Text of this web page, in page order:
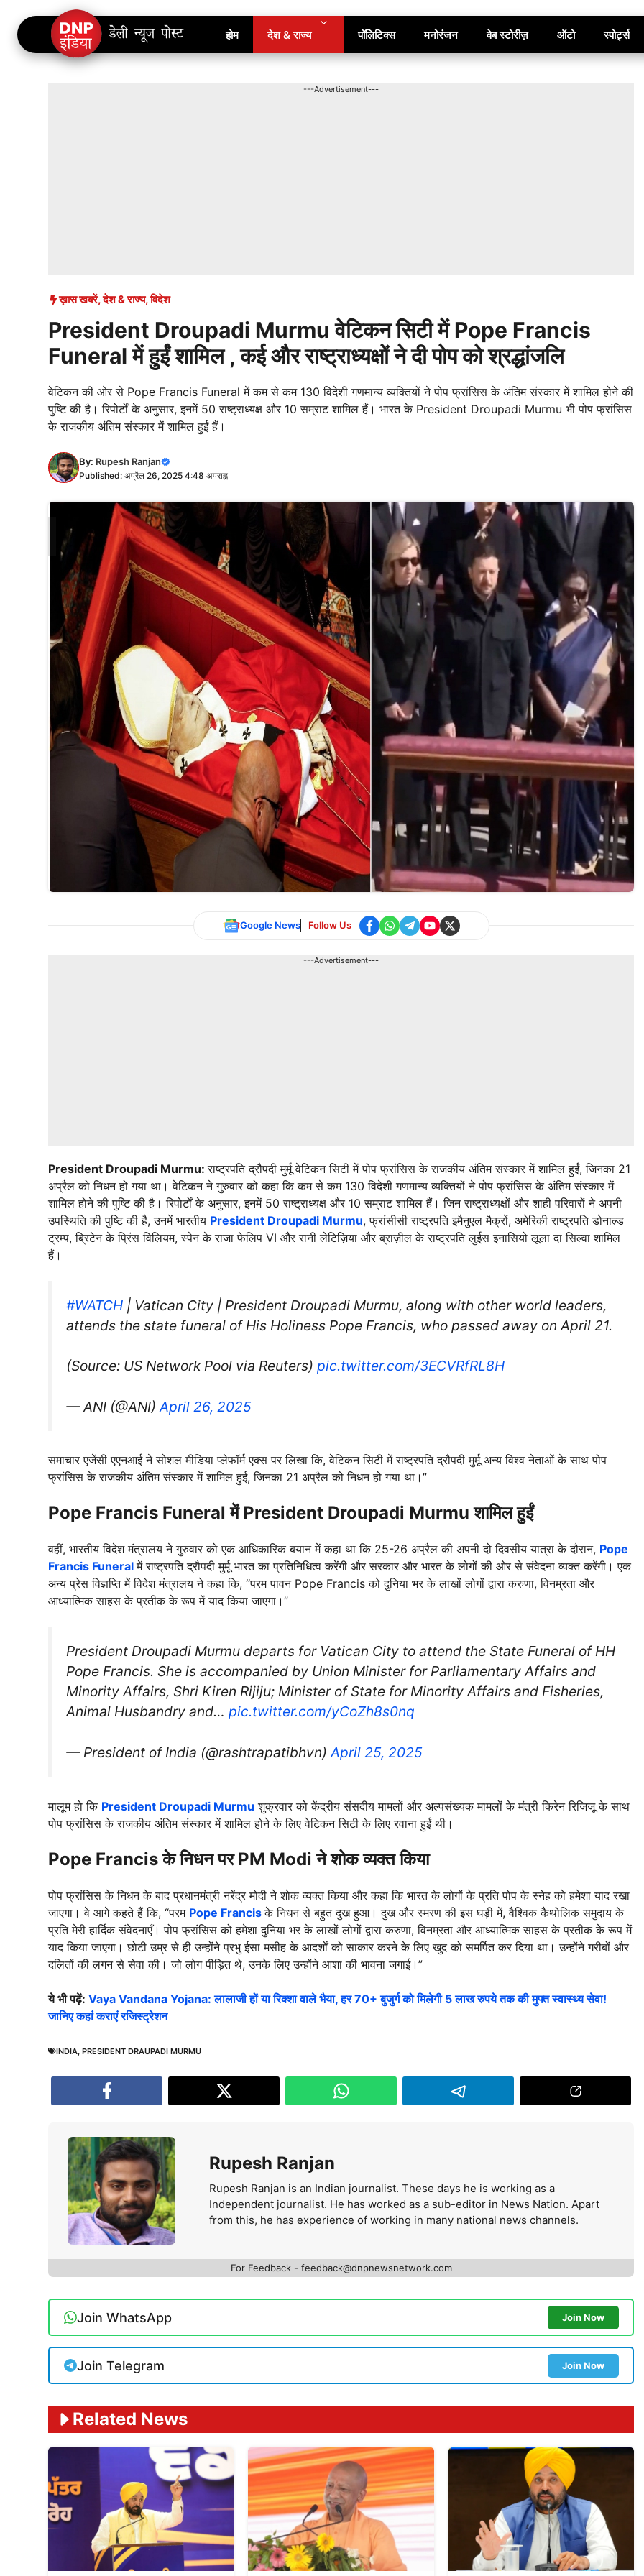
Skip
content
होम देश & राज्य पॉलिटिक्स मनोरंजन वेब स्टोरीज़ ऑटो स्पोर्ट्स
---Advertisement---
ख़ास खबरें,देश & राज्य,विदेश
President Droupadi Murmu वेटिकन सिटी में Pope Francis
Funeral में हुईं शामिल , कई और राष्ट्राध्यक्षों ने दी पोप को श्रद्धांजलि
वेटिकन की ओर से Pope Francis Funeral में कम से कम 130 विदेशी गणमान्य व्यक्तियों ने पोप फ्रांसिस के अंतिम संस्कार में शामिल होने की
पुष्टि की है। रिपोर्टों के अनुसार, इनमें 50 राष्ट्राध्यक्ष और 10 सम्राट शामिल हैं। भारत के President Droupadi Murmu भी पोप फ्रांसिस
के राजकीय अंतिम संस्कार में शामिल हुईं हैं।
By: Rupesh Ranjan
Published: अप्रैल 26, 2025 4:48 अपराह्न
Google News Follow Us
---Advertisement---
President Droupadi Murmu:राष्ट्रपति द्रौपदी मुर्मू वेटिकन सिटी में पोप फ्रांसिस के राजकीय अंतिम संस्कार में शामिल हुईं, जिनका 21
अप्रैल को निधन हो गया था। वेटिकन ने गुरुवार को कहा कि कम से कम 130 विदेशी गणमान्य व्यक्तियों ने पोप फ्रांसिस के अंतिम संस्कार में
शामिल होने की पुष्टि की है। रिपोर्टों के अनुसार, इनमें 50 राष्ट्राध्यक्ष और 10 सम्राट शामिल हैं। जिन राष्ट्राध्यक्षों और शाही परिवारों ने अपनी
उपस्थिति की पुष्टि की है, उनमें भारतीय President Droupadi Murmu, फ्रांसीसी राष्ट्रपति इमैनुएल मैक्रों, अमेरिकी राष्ट्रपति डोनाल्ड
ट्रम्प, ब्रिटेन के प्रिंस विलियम, स्पेन के राजा फेलिप VI और रानी लेटिज़िया और ब्राज़ील के राष्ट्रपति लुईस इनासियो लूला दा सिल्वा शामिल
हैं।
#WATCH | Vatican City | President Droupadi Murmu, along with other world leaders,
attends the state funeral of His Holiness Pope Francis, who passed away on April 21.
(Source: US Network Pool via Reuters) pic.twitter.com/3ECVRfRL8H
— ANI (@ANI) April 26, 2025
समाचार एजेंसी एएनआई ने सोशल मीडिया प्लेफॉर्म एक्स पर लिखा कि, वेटिकन सिटी में राष्ट्रपति द्रौपदी मुर्मू अन्य विश्व नेताओं के साथ पोप
फ्रांसिस के राजकीय अंतिम संस्कार में शामिल हुईं, जिनका 21 अप्रैल को निधन हो गया था।”
Pope Francis Funeral में President Droupadi Murmu शामिल हुईं
वहीं, भारतीय विदेश मंत्रालय ने गुरुवार को एक आधिकारिक बयान में कहा था कि 25-26 अप्रैल की अपनी दो दिवसीय यात्रा के दौरान, Pope
Francis Funeralमें राष्ट्रपति द्रौपदी मुर्मू भारत का प्रतिनिधित्व करेंगी और सरकार और भारत के लोगों की ओर से संवेदना व्यक्त करेंगी। एक
अन्य प्रेस विज्ञप्ति में विदेश मंत्रालय ने कहा कि, “परम पावन Pope Francis को दुनिया भर के लाखों लोगों द्वारा करुणा, विनम्रता और
आध्यात्मिक साहस के प्रतीक के रूप में याद किया जाएगा।”
President Droupadi Murmu departs for Vatican City to attend the State Funeral of HH
Pope Francis. She is accompanied by Union Minister for Parliamentary Affairs and
Minority Affairs, Shri Kiren Rijiju; Minister of State for Minority Affairs and Fisheries,
Animal Husbandry and… pic.twitter.com/yCoZh8s0nq
— President of India (@rashtrapatibhvn)April 25, 2025
मालूम हो कि President Droupadi Murmu शुक्रवार को केंद्रीय संसदीय मामलों और अल्पसंख्यक मामलों के मंत्री किरेन रिजिजू के साथ
पोप फ्रांसिस के राजकीय अंतिम संस्कार में शामिल होने के लिए वेटिकन सिटी के लिए रवाना हुईं थी।
Pope Francis के निधन पर PM Modi ने शोक व्यक्त किया
पोप फ्रांसिस के निधन के बाद प्रधानमंत्री नरेंद्र मोदी ने शोक व्यक्त किया और कहा कि भारत के लोगों के प्रति पोप के स्नेह को हमेशा याद रखा
जाएगा। वे आगे कहते हैं कि, “परम Pope Francisके निधन से बहुत दुख हुआ। दुख और स्मरण की इस घड़ी में, वैश्विक कैथोलिक समुदाय के
प्रति मेरी हार्दिक संवेदनाएँ। पोप फ्रांसिस को हमेशा दुनिया भर के लाखों लोगों द्वारा करुणा, विनम्रता और आध्यात्मिक साहस के प्रतीक के रूप में
याद किया जाएगा। छोटी उम्र से ही उन्होंने प्रभु ईसा मसीह के आदर्शों को साकार करने के लिए खुद को समर्पित कर दिया था। उन्होंने गरीबों और
दलितों की लगन से सेवा की। जो लोग पीड़ित थे, उनके लिए उन्होंने आशा की भावना जगाई।”
ये भी पढ़ें: Vaya Vandana Yojana: लालाजी हों या रिक्शा वाले भैया, हर 70+ बुजुर्ग को मिलेगी 5 लाख रुपये तक की मुफ्त स्वास्थ्य सेवा!
जानिए कहां कराएं रजिस्ट्रेशन
INDIA PRESIDENT DRAUPADI MURMU
Rupesh Ranjan
Rupesh Ranjan is an Indian journalist. These days he is working as a
Independent journalist. He has worked as a sub-editor in News Nation. Apart
from this, he has experience of working in many national news channels.
For Feedback - feedback@dnpnewsnetwork.com
Join WhatsApp Join Now
Join Telegram Join Now
Related News